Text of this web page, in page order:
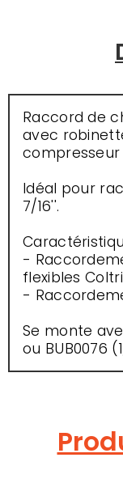
Raccord de
avec
compresseur
Idéal pour
7/16''.
-
flexibles
-
Se monte
ou BUB0076